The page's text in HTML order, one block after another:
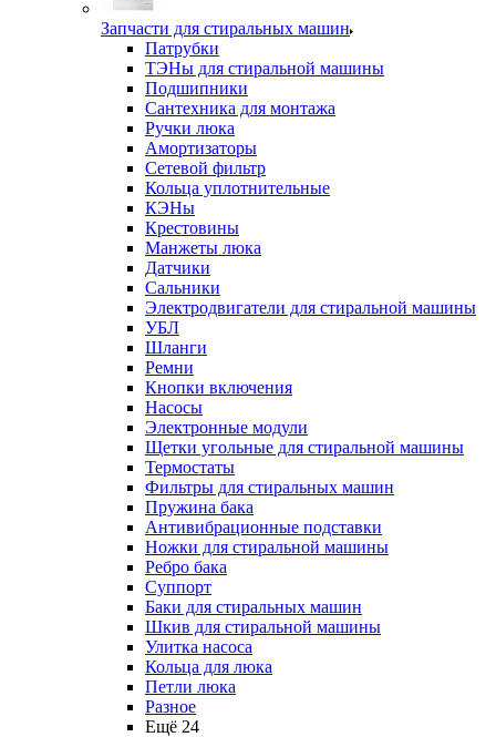
Запчасти для стиральных машин
Патрубки
ТЭНы для стиральной машины
Подшипники
Сантехника для монтажа
Ручки люка
Амортизаторы
Сетевой фильтр
Кольца уплотнительные
КЭНы
Крестовины
Манжеты люка
Датчики
Сальники
Электродвигатели для стиральной машины
УБЛ
Шланги
Ремни
Кнопки включения
Насосы
Электронные модули
Щетки угольные для стиральной машины
Термостаты
Фильтры для стиральных машин
Пружина бака
Антивибрационные подставки
Ножки для стиральной машины
Ребро бака
Суппорт
Баки для стиральных машин
Шкив для стиральной машины
Улитка насоса
Кольца для люка
Петли люка
Разное
Ещё 24